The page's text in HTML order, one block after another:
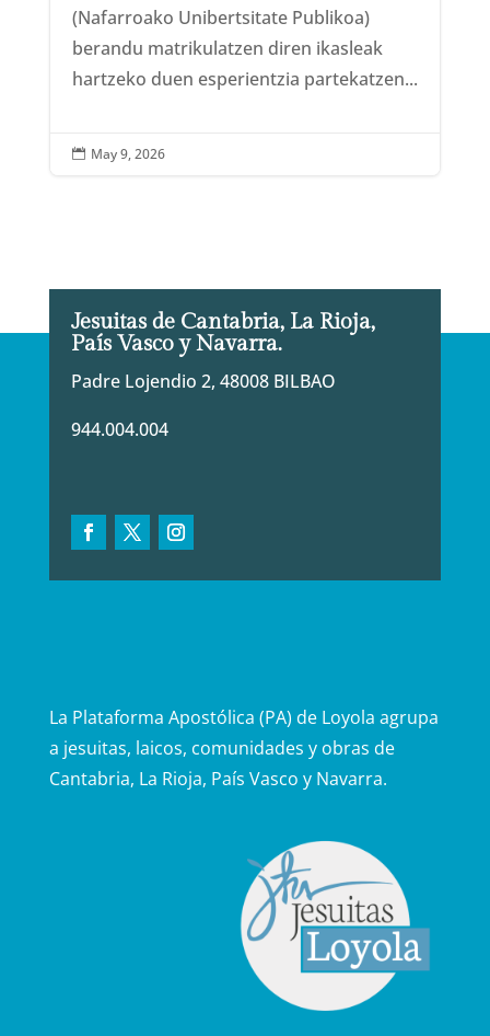
(Nafarroako Unibertsitate Publikoa)
berandu matrikulatzen diren ikasleak
hartzeko duen esperientzia partekatzen...
 May 9, 2026
Jesuitas de Cantabria, La Rioja,
País Vasco y Navarra.
Padre Lojendio 2, 48008 BILBAO
944.004.004
La Plataforma Apostólica (PA) de Loyola agrupa
a jesuitas, laicos, comunidades y obras de
Cantabria, La Rioja, País Vasco y Navarra.